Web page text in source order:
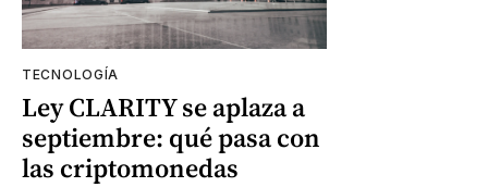
TECNOLOGÍA
Ley CLARITY se aplaza a
septiembre: qué pasa con
las criptomonedas